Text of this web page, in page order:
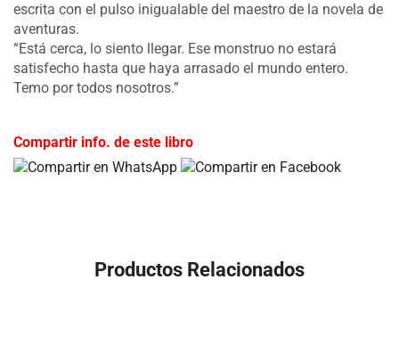
escrita con el pulso inigualable del maestro de la novela de
aventuras.
“Está cerca, lo siento llegar. Ese monstruo no estará
satisfecho hasta que haya arrasado el mundo entero.
Temo por todos nosotros.”
Compartir info. de este libro
Productos Relacionados